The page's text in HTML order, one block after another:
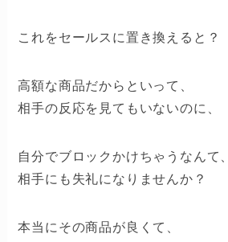
これをセールスに置き換えると？
高額な商品だからといって、
相手の反応を見てもいないのに、
自分でブロックかけちゃうなんて、
相手にも失礼になりませんか？
本当にその商品が良くて、